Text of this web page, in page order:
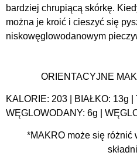
bardziej chrupiącą skórkę.
można je kroić i cieszyć się
niskowęglowodanowym
ORIENTACYJNE
KALORIE: 203 | BIAŁKO: 13g |
WĘGLOWODANY: 6g |
*MAKRO może się różnić